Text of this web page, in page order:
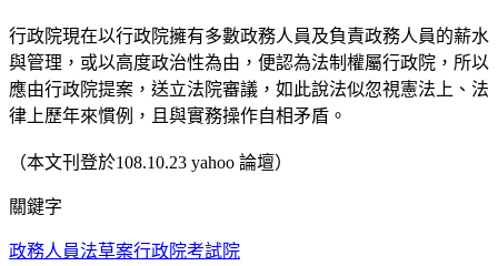
行政院現在以行政院擁有多數政務人員及負責政務人員的薪水
與管理，或以高度政治性為由，便認為法制權屬行政院，所以
應由行政院提案，送立法院審議，如此說法似忽視憲法上、法
律上歷年來慣例，且與實務操作自相矛盾。
（本文刊登於108.10.23 yahoo 論壇）
關鍵字
政務人員法草案行政院考試院